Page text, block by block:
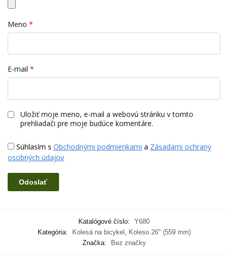
Meno *
E-mail *
Uložiť moje meno, e-mail a webovú stránku v tomto
prehliadači pre moje budúce komentáre.
Súhlasím s Obchodnými podmienkami a Zásadami ochrany
osobných údajov
Katalógové číslo:
Y680
Kategória:
Kolesá na bicykel , Koleso 26" (559 mm)
Značka:
Bez značky